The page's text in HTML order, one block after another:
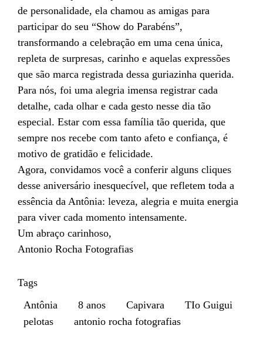
de personalidade, ela chamou as amigas para
participar do seu “Show do Parabéns”,
transformando a celebração em uma cena única,
repleta de surpresas, carinho e aquelas expressões
que são marca registrada dessa guriazinha querida.
Para nós, foi uma alegria imensa registrar cada
detalhe, cada olhar e cada gesto nesse dia tão
especial. Estar com essa família tão querida, que
sempre nos recebe com tanto afeto e confiança, é
motivo de gratidão e felicidade.
Agora, convidamos você a conferir alguns cliques
desse aniversário inesquecível, que refletem toda a
essência da Antônia: leveza, alegria e muita energia
para viver cada momento intensamente.
Um abraço carinhoso,
Antonio Rocha Fotografias
Tags
Antônia
8 anos Capivara
TIo Guigui
pelotas
antonio rocha fotografias